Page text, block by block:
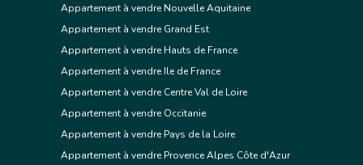
Appartement à vendre Nouvelle Aquitaine
Appartement à vendre Grand Est
Appartement à vendre Hauts de France
Appartement à vendre Ile de France
Appartement à vendre Centre Val de Loire
Appartement à vendre Occitanie
Appartement à vendre Pays de la Loire
Appartement à vendre Provence Alpes Côte d'Azur